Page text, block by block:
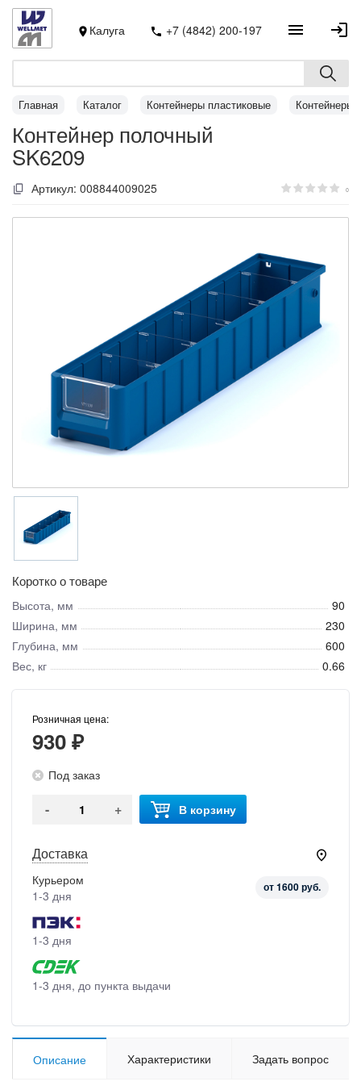
Калуга +7 (4842) 200-197
Главная Каталог Контейнеры пластиковые Контейнеры
Контейнер полочный
SK6209
Артикул: 008844009025 0
Коротко о товаре
Высота, мм
90
Ширина, мм
230
Глубина, мм
600
Вес, кг
0.66
Розничная цена:
930 ₽
Под заказ
- + В корзину
Доставка
Курьером
1-3 дня
от 1600 руб.
1-3 дня
1-3 дня, до пункта выдачи
Описание Характеристики Задать вопрос